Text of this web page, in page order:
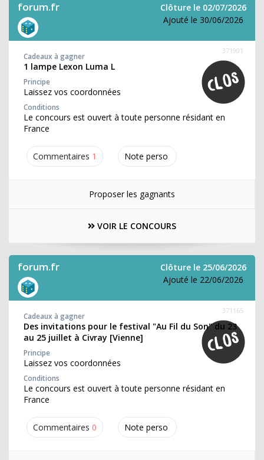
forum.fr
Clôture le 02/07/2026
Ajouté le 30/06/2026
Commentaires 1 Note perso
371901
Cadeaux à gagner
1 lampe Lexon Luma L
Principe
Laissez vos coordonnées
Conditions
Le concours est ouvert à toute personne résidant en
France
Proposer les gagnants
VOIR LE CONCOURS
forum.fr
Clôture le 25/06/2026
Ajouté le 22/06/2026
Commentaires 0 Note perso
371165
Cadeaux à gagner
Des invitations pour le festival "Au Fil du Son" du 23
au 25 juillet à Civray [Vienne]
Principe
Laissez vos coordonnées
Conditions
Le concours est ouvert à toute personne résidant en
France